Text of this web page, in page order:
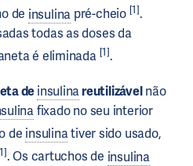
de insulina pré-cheio [1].
todas as doses da
é eliminada [1].
deinsulinareutilizávelnão
fixado no seu interior
de insulinativer sido usado,
. Os cartuchos de insulina